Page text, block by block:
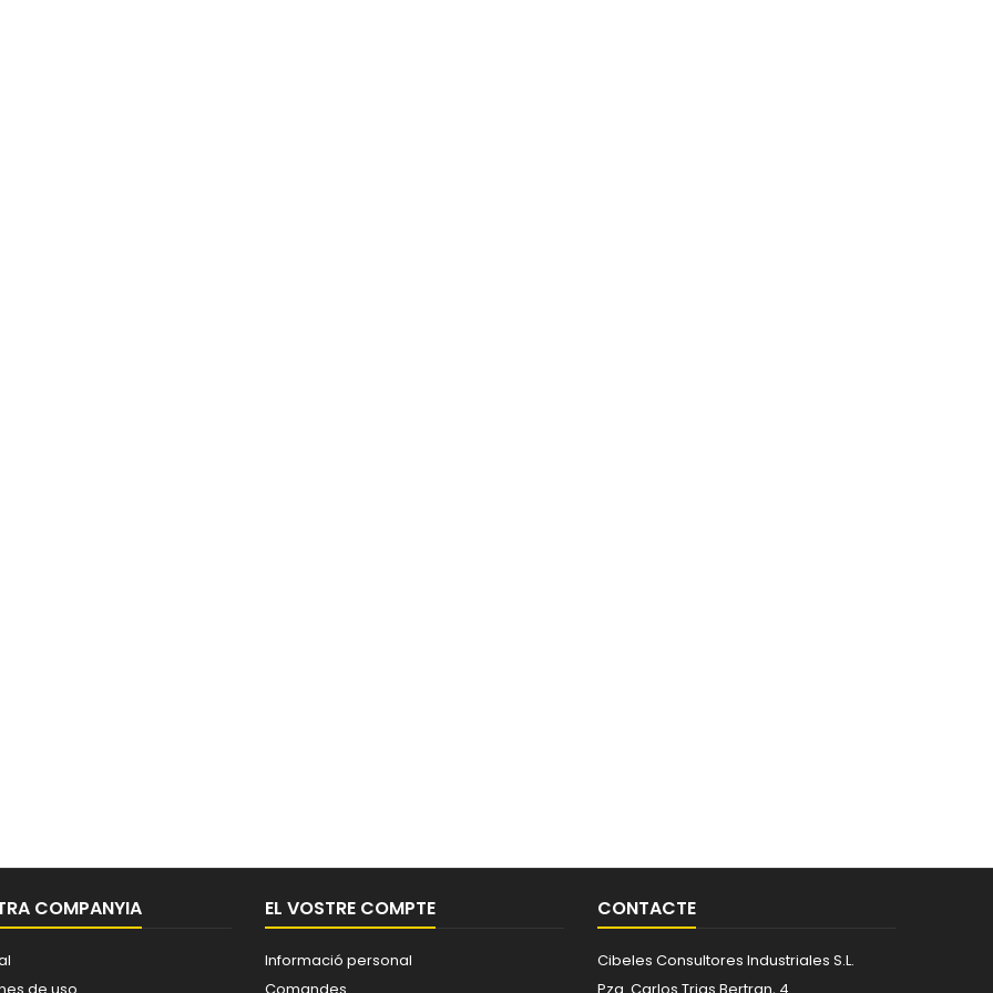
COMPANYIA EL VOSTRE COMPTE
Informació personal
CONTACTE
Cibeles Consultores Industriales S.L.